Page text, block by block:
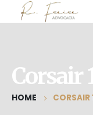
Corsair
HOME CORSAIR